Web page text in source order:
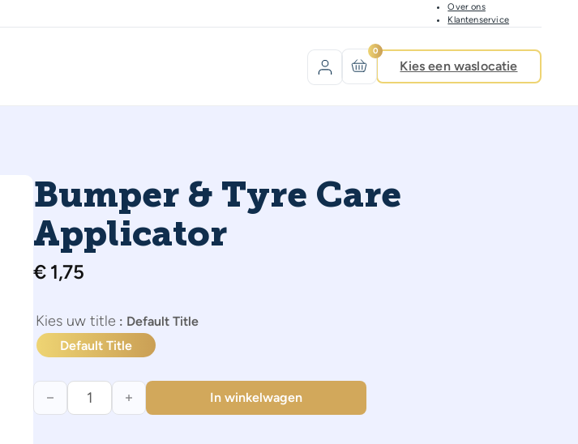
Over ons
Klantenservice
0
Kies een waslocatie
Bumper & Tyre Care
Applicator
€1,75
title : Default Title
Default Title
Bumper & Tyre Care Applicator aantal
In winkelwagen